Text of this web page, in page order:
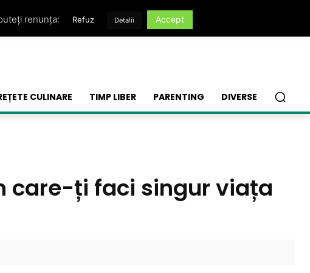
CULINARE TIMP LIBER PARENTING DIVERSE
care-ți faci singur viața
renunța: Refuz Detalii Accept